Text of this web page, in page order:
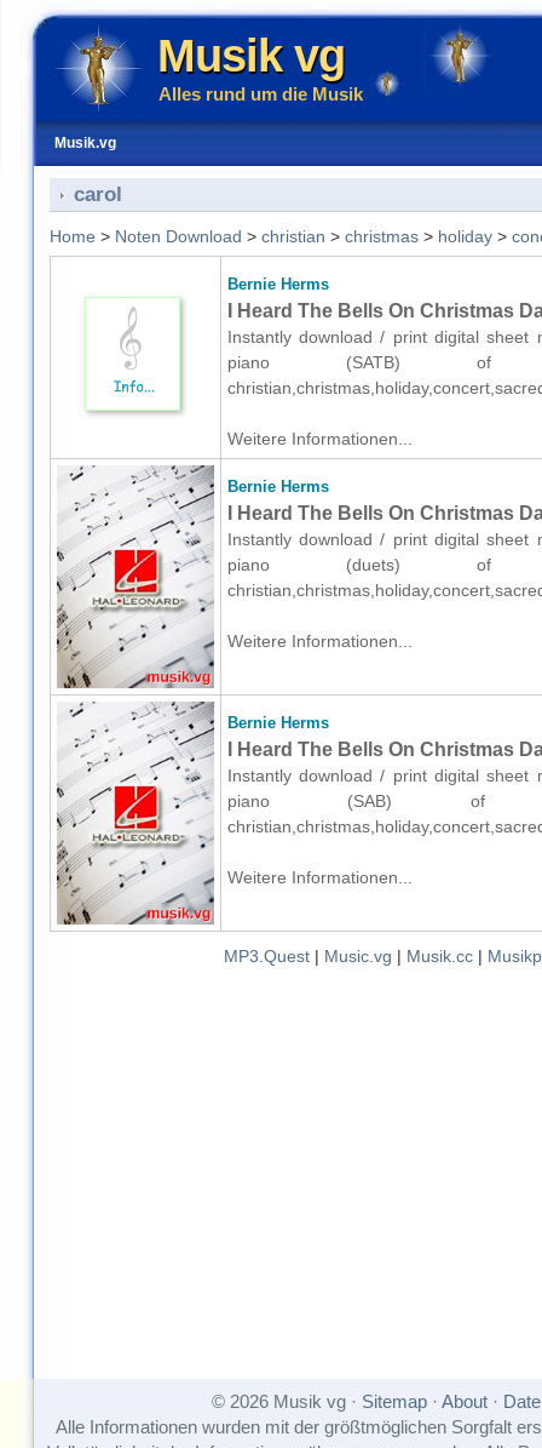
Musik vg
Alles rund um die Musik
Musik.vg
carol
Home > Noten Download > christian > christmas> holiday>
Bernie Herms
I Heard The Bells On Christmas
Instantly download / print digital
piano (SATB) of
Weitere Informationen...
Bernie Herms
I Heard The Bells On Christmas
Instantly download / print digital
piano (duets) of
Weitere Informationen...
Bernie Herms
I Heard The Bells On Christmas
Instantly download / print digital
piano (SAB) of
Weitere Informationen...
MP3.Quest| Music.vg | Musik.cc|
© 2026 Musik vg · Sitemap· About·
Alle Informationen wurden mit der größtmöglichen Sorgfalt